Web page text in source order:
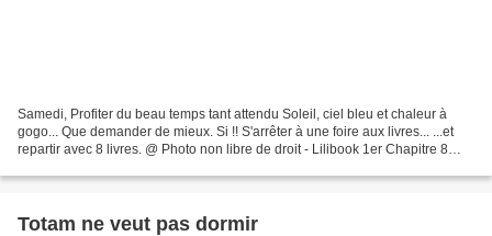
Samedi, Profiter du beau temps tant attendu Soleil, ciel bleu et chaleur à
gogo... Que demander de mieux. Si !! S'arrêter à une foire aux livres... ...et
repartir avec 8 livres. @ Photo non libre de droit - Lilibook 1er Chapitre 8
Totam ne veut pas dormir